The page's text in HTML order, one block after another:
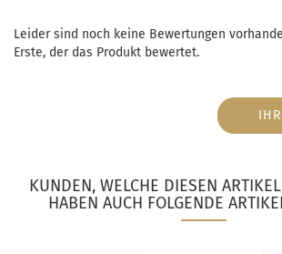
Leider sind noch keine Bewertungen
Erste, der das Produkt bewertet.
KUNDEN, WELCHE DIESEN
HABEN AUCH FOLGENDE